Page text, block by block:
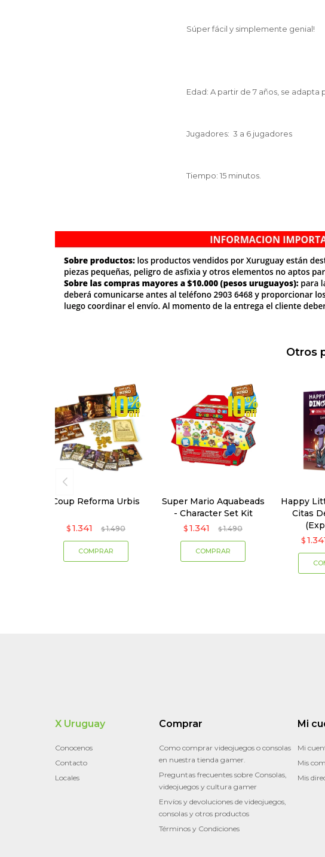
Súper fácil y simplemente genial!
Edad: A partir de 7 años, se
Jugadores: 3 a 6 jugadores
Tiempo: 15 minutos.
Otros
Coup Reforma Urbis
$ 1.341 $ 1.490
Super Mario Aquabeads
- Character Set Kit
$ 1.341 $ 1.490
Happy
Citas
$
X Uruguay
Conocenos
Contacto
Locales
Comprar
Como comprar videojuegos o consolas
en nuestra tienda gamer.
Preguntas frecuentes sobre Consolas,
videojuegos y cultura gamer
Envíos y devoluciones de videojuegos,
consolas y otros productos
Términos y Condiciones
Mi
Mi
Mis
Mis